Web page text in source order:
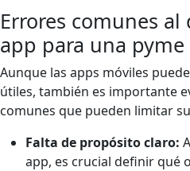
Errores comunes
app para una
Aunque las apps móviles
útiles, también es importante
comunes que pueden limitar
Falta de propósito claro:
app, es crucial definir qué